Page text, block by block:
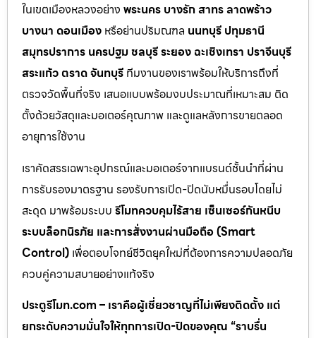
ในเขตเมืองหลวงอย่าง พระนคร บางรัก สาทร ลาดพร้าว
บางนา ดอนเมือง หรือย่านปริมณฑล นนทบุรี ปทุมธานี
สมุทรปราการ นครปฐม ชลบุรี ระยอง ฉะเชิงเทรา ปราจีนบุรี
สระแก้ว ตราด จันทบุรี ทีมงานของเราพร้อมให้บริการถึงที่
ตรวจวัดพื้นที่จริง เสนอแบบพร้อมงบประมาณที่เหมาะสม ติด
ตั้งด้วยวัสดุและมอเตอร์คุณภาพ และดูแลหลังการขายตลอด
อายุการใช้งาน
เราคัดสรรเฉพาะอุปกรณ์และมอเตอร์จากแบรนด์ชั้นนำที่ผ่าน
การรับรองมาตรฐาน รองรับการเปิด-ปิดนับหมื่นรอบโดยไม่
สะดุด มาพร้อมระบบ รีโมทควบคุมไร้สาย เซ็นเซอร์กันหนีบ
ระบบล็อกนิรภัย และการสั่งงานผ่านมือถือ (Smart
Control) เพื่อตอบโจทย์ชีวิตยุคใหม่ที่ต้องการความปลอดภัย
ควบคู่ความสบายอย่างแท้จริง
ประตูรีโมท.com – เราคือผู้เชี่ยวชาญที่ไม่เพียงติดตั้ง แต่
ยกระดับความมั่นใจให้ทุกการเปิด-ปิดของคุณ “ราบรื่น